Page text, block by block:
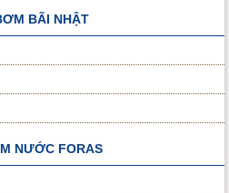
BÃI NHẬT
NƯỚC FORAS